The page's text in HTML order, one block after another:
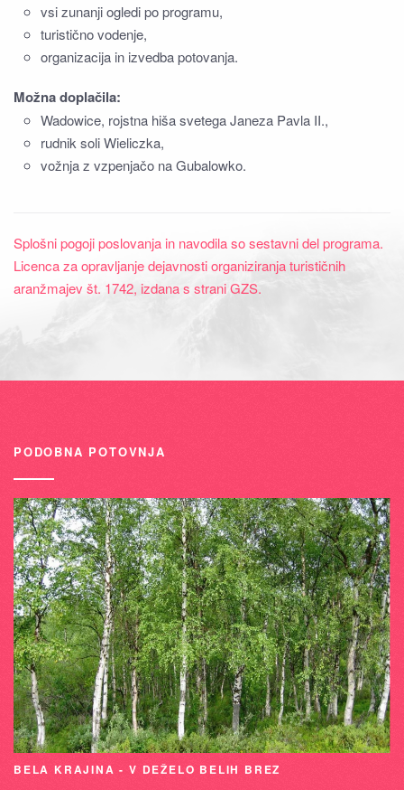
vsi zunanji ogledi po programu,
turistično vodenje,
organizacija in izvedba potovanja.
Možna doplačila:
Wadowice, rojstna hiša svetega Janeza Pavla II.,
rudnik soli Wieliczka,
vožnja z vzpenjačo na Gubalowko.
Splošni pogoji poslovanja in navodila so sestavni del programa.
Licenca za opravljanje dejavnosti organiziranja turističnih
aranžmajev št. 1742, izdana s strani GZS.
PODOBNA POTOVNJA
BELA KRAJINA - V DEŽELO BELIH BREZ